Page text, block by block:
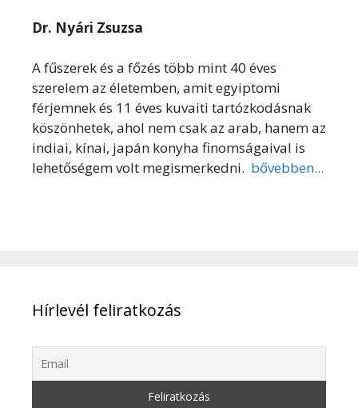
Dr. Nyári Zsuzsa
A fűszerek és a főzés több mint 40 éves
szerelem az életemben, amit egyiptomi
férjemnek és 11 éves kuvaiti tartózkodásnak
köszönhetek, ahol nem csak az arab, hanem az
indiai, kínai, japán konyha finomságaival is
lehetőségem volt megismerkedni. bővebben...
Hírlevél feliratkozás